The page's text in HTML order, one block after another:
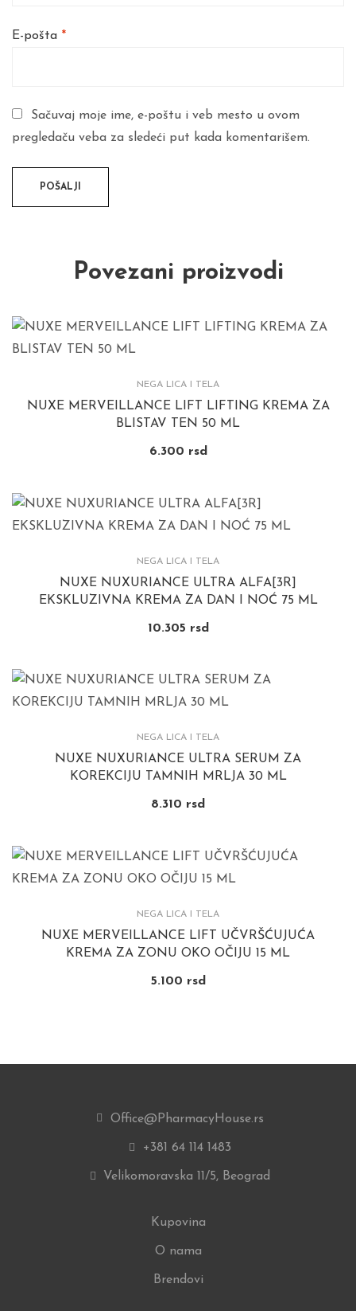
E-pošta *
Sačuvaj moje ime, e-poštu i veb mesto u ovom
pregledaču veba za sledeći put kada komentarišem.
Povezani proizvodi
NEGA LICA I TELA
NUXE MERVEILLANCE LIFT LIFTING KREMA ZA
BLISTAV TEN 50 ML
6.300 rsd
NEGA LICA I TELA
NUXE NUXURIANCE ULTRA ALFA[3R]
EKSKLUZIVNA KREMA ZA DAN I NOĆ 75 ML
10.305 rsd
NEGA LICA I TELA
NUXE NUXURIANCE ULTRA SERUM ZA
KOREKCIJU TAMNIH MRLJA 30 ML
8.310 rsd
NEGA LICA I TELA
NUXE MERVEILLANCE LIFT UČVRŠĆUJUĆA
KREMA ZA ZONU OKO OČIJU 15 ML
5.100 rsd
Kupovina
O nama
Brendovi
Office@PharmacyHouse.rs
+381 64 114 1483
Velikomoravska 11/5, Beograd